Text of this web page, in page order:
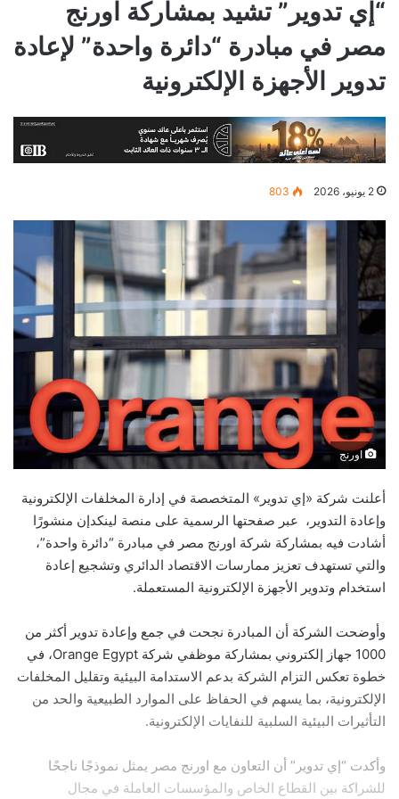
“إي تدوير” تشيد بمشاركة اورنج
مصر في مبادرة “دائرة واحدة” لإعادة
تدوير الأجهزة الإلكترونية
2 يونيو، 2026 803
اورنج
أعلنت شركة «إي تدوير» المتخصصة في إدارة المخلفات الإلكترونية
وإعادة التدوير، عبر صفحتها الرسمية على منصة لينكدإن منشورًا
أشادت فيه بمشاركة شركة اورنج مصر في مبادرة “دائرة واحدة”،
والتي تستهدف تعزيز ممارسات الاقتصاد الدائري وتشجيع إعادة
استخدام وتدوير الأجهزة الإلكترونية المستعملة.
وأوضحت الشركة أن المبادرة نجحت في جمع وإعادة تدوير أكثر من
1000 جهاز إلكتروني بمشاركة موظفي شركة Orange Egypt، في
خطوة تعكس التزام الشركة بدعم الاستدامة البيئية وتقليل المخلفات
الإلكترونية، بما يسهم في الحفاظ على الموارد الطبيعية والحد من
التأثيرات البيئية السلبية للنفايات الإلكترونية.
وأكدت “إي تدوير” أن التعاون مع اورنج مصر يمثل نموذجًا ناجحًا
للشراكة بين القطاع الخاص والمؤسسات العاملة في مجال